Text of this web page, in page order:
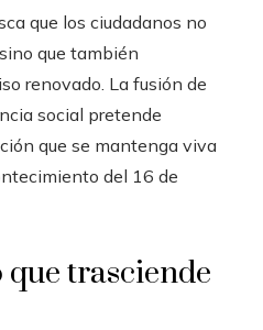
que los ciudadanos no
que también
renovado. La fusión de
social pretende
que se mantenga viva
del 16 de
trasciende